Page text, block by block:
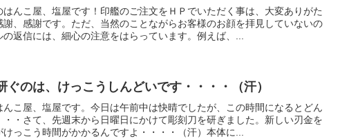
はんこ屋、塩屋です！印艦のご注文をＨＰでいただく事は、大変ありがた
、感謝です。ただ、当然のことながらお客様のお顔を拝見していないの
返信には、細心の注意をはらっています。例えば、...
ぐのは、けっこうしんどいです・・・・（汗）
こ屋、塩屋です。今日は午前中は快晴でしたが、この時間になるとどん
・さて、先週末から日曜日にかけて彫刻刀を研ぎました。新しい刃金を
けっこう時間がかかるんですよ・・・・（汗）本体に...